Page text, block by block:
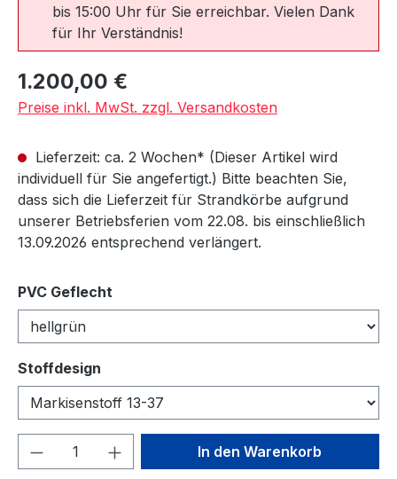
bis 15:00 Uhr für Sie erreichbar. Vielen Dank
für Ihr Verständnis!
Regulärer Preis:
1.200,00 €
Preise inkl. MwSt. zzgl. Versandkosten
Lieferzeit: ca. 2 Wochen* (Dieser Artikel wird
individuell für Sie angefertigt.) Bitte beachten Sie,
dass sich die Lieferzeit für Strandkörbe aufgrund
unserer Betriebsferien vom 22.08. bis einschließlich
13.09.2026 entsprechend verlängert.
PVC Geflecht
Stoffdesign
Produkt Anzahl: Gib denIn den Warenkorb